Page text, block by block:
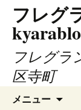
フレグ
フレグラ
区寺町
メニュー